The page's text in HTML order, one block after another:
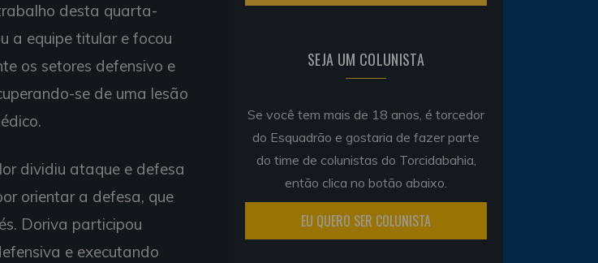
desta quarta-
a equipe titular e focou
os setores defensivo e
se de uma lesão
dividiu ataque e defesa
orientar a defesa, que
Doriva participou
e executando
SEJA UM COLUNISTA
Se você tem mais de 18 anos, é torcedor
do Esquadrão e gostaria de fazer parte
do time de colunistas do Torcidabahia,
então clica no botão abaixo.
EU QUERO SER COLUNISTA